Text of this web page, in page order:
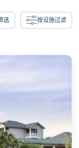
选 按设施过滤